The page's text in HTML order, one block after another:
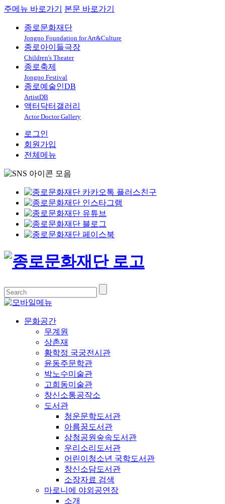
주메뉴 바로가기 본문 바로가기
종로문화재단
Jongno Foundation for Art&Culture
종로아이들극장
Children's Theater
종로축제
Jongno Festival
종로예술인DB
ArtistDB
액터닥터갤러리
Actor Doctor Gallery
로그인
회원가입
전체메뉴
문화공간
무계원
상촌재
황학정 국궁전시관
윤동주문학관
박노수미술관
고희동미술관
창신소통공작소
도서관
청운문학도서관
아름꿈도서관
삼청공원숲속도서관
우리소리도서관
어린이청소년 국학도서관
창신소담도서관
소장자료 검색
마로니에 야외공연장
소개